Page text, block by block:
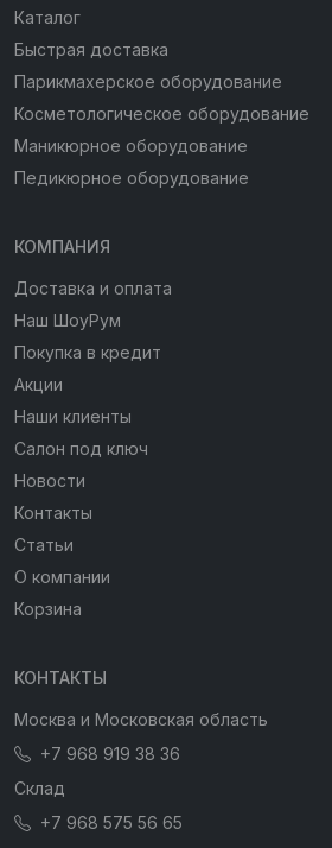
Каталог
Быстрая доставка
Парикмахерское оборудование
Косметологическое оборудование
Маникюрное оборудование
Педикюрное оборудование
КОМПАНИЯ
Доставка и оплата
Наш ШоуРум
Покупка в кредит
Акции
Наши клиенты
Салон под ключ
Новости
Контакты
Статьи
О компании
Корзина
КОНТАКТЫ
Москва и Московская область
+7 968 919 38 36
Склад
+7 968 575 56 65